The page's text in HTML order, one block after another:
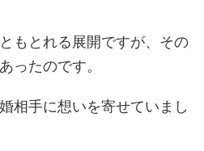
もとれる展開ですが、その
ったのです。
相手に想いを寄せていまし